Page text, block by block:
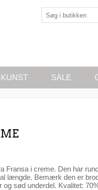
SALE
Fransa i creme. Den har
længde. Bemærk den er
og sød underdel. Kvalitet: